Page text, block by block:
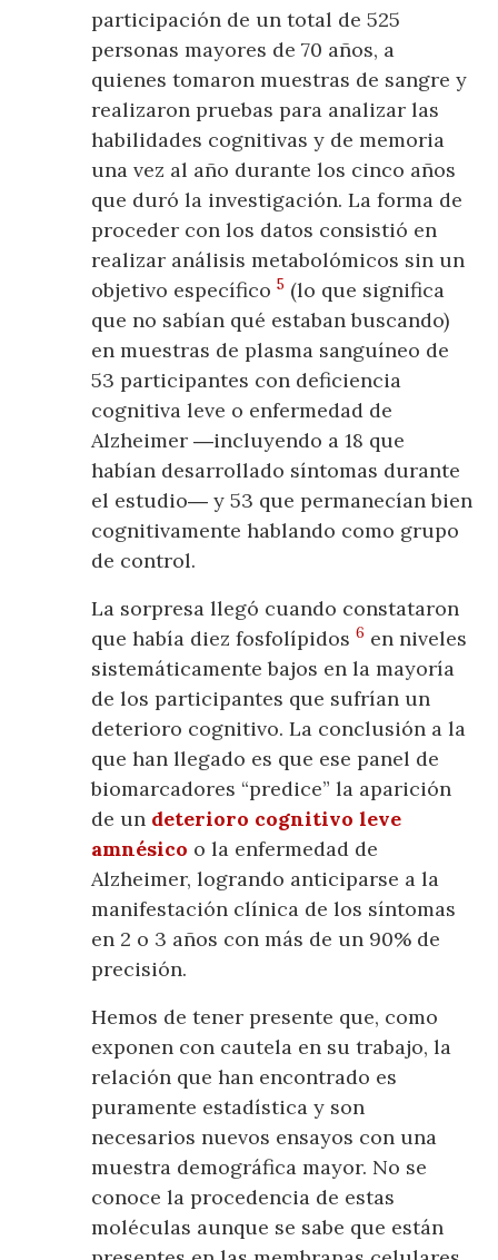
participación de un total de 525
personas mayores de 70 años, a
quienes tomaron muestras de sangre y
realizaron pruebas para analizar las
habilidades cognitivas y de memoria
una vez al año durante los cinco años
que duró la investigación. La forma de
proceder con los datos consistió en
realizar análisis metabolómicos sin un
objetivo específico5 (lo que significa
que no sabían qué estaban buscando)
en muestras de plasma sanguíneo de
53 participantes con deficiencia
cognitiva leve o enfermedad de
Alzheimer ―incluyendo a 18 que
habían desarrollado síntomas durante
el estudio― y 53 que permanecían bien
cognitivamente hablando como grupo
de control.
La sorpresa llegó cuando constataron
que había diez fosfolípidos6 en niveles
sistemáticamente bajos en la mayoría
de los participantes que sufrían un
deterioro cognitivo. La conclusión a la
que han llegado es que ese panel de
biomarcadores “predice” la aparición
de un deterioro cognitivo leve
amnésico o la enfermedad de
Alzheimer, logrando anticiparse a la
manifestación clínica de los síntomas
en 2 o 3 años con más de un 90% de
precisión.
Hemos de tener presente que, como
exponen con cautela en su trabajo, la
relación que han encontrado es
puramente estadística y son
necesarios nuevos ensayos con una
muestra demográfica mayor. No se
conoce la procedencia de estas
moléculas aunque se sabe que están